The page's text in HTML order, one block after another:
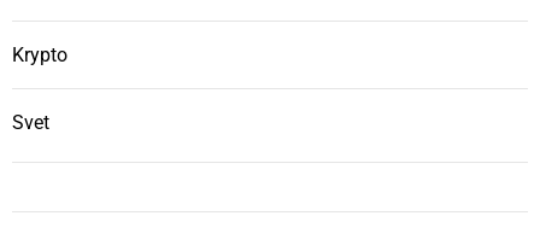
Krypto
Svet